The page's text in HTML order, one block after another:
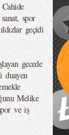
spor
geçidi
gecede
duayen
Melike
ve iş